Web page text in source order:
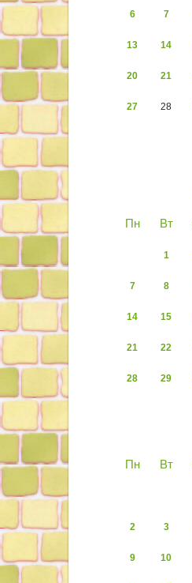
6 7
13 14
20 21
27 28
Пн Вт
1
7 8
14 15
21 22
28 29
Пн Вт
2 3
9 10